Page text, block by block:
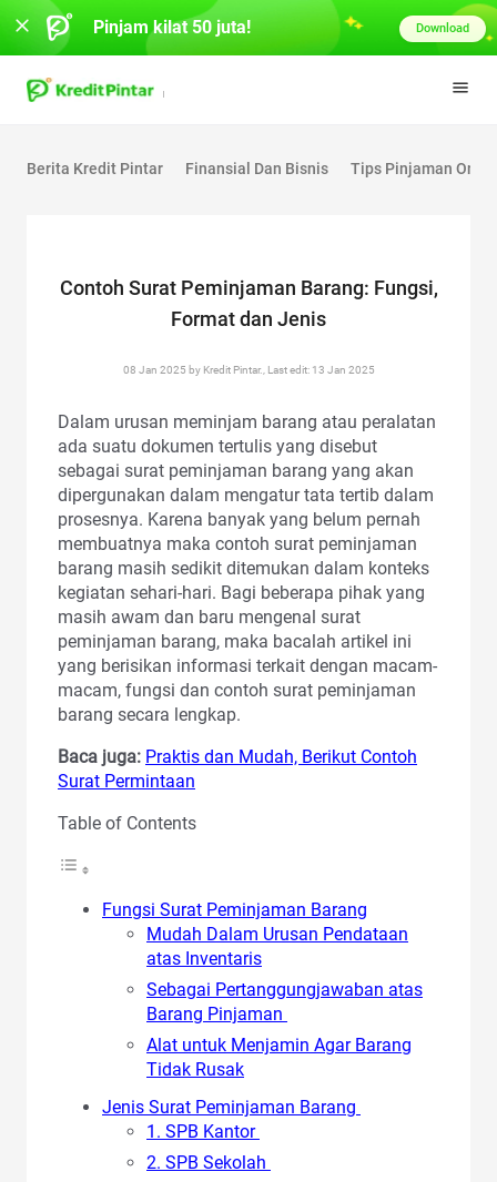
Berita Kredit Pintar Finansial Dan Bisnis Tips Pinjaman
Contoh Surat Peminjaman Barang: Fungsi,
Format dan Jenis
08 Jan 2025 by Kredit Pintar., Last edit: 13 Jan 2025
Dalam urusan meminjam barang atau peralatan
ada suatu dokumen tertulis yang disebut
sebagai surat peminjaman barang yang akan
dipergunakan dalam mengatur tata tertib dalam
prosesnya. Karena banyak yang belum pernah
membuatnya maka contoh surat peminjaman
barang masih sedikit ditemukan dalam konteks
kegiatan sehari-hari. Bagi beberapa pihak yang
masih awam dan baru mengenal surat
peminjaman barang, maka bacalah artikel ini
yang berisikan informasi terkait dengan macam-
macam, fungsi dan contoh surat peminjaman
barang secara lengkap.
Baca juga: Praktis dan Mudah, Berikut Contoh
Surat Permintaan
Table of Contents
Fungsi Surat Peminjaman Barang
Mudah Dalam Urusan Pendataan
atas Inventaris
Sebagai Pertanggungjawaban atas
Barang Pinjaman
Alat untuk Menjamin Agar Barang
Tidak Rusak
Jenis Surat Peminjaman Barang
1. SPB Kantor
2. SPB Sekolah
Pinjam kilat 50 juta! Download